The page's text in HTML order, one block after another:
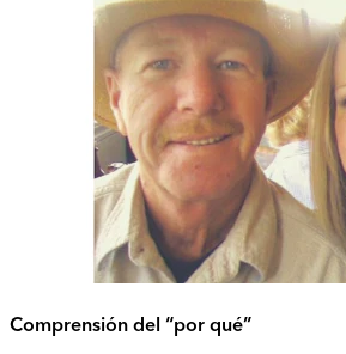
Comprensión del “por qué”